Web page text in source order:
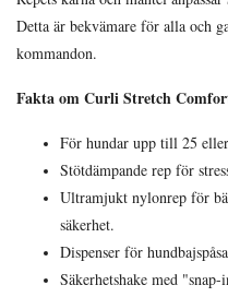
Detta är bekvämare för alla och
kommandon.
Fakta om Curli Stretch
För hundar upp till 25
Stötdämpande rep för
Ultramjukt nylonrep för
säkerhet.
Dispenser för
Säkerhetshake med "snap-